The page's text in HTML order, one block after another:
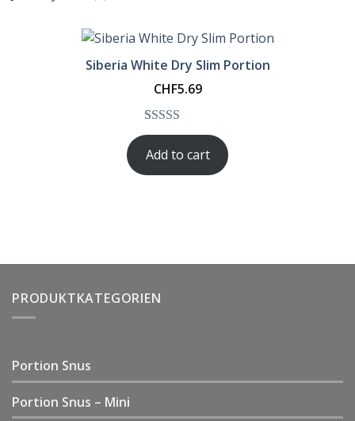
Siberia White Dry Slim Portion
CHF5.69
Rated5.00
out of 5
based on
1
Add to cart
PRODUKTKATEGORIEN
Portion Snus
Portion Snus – Mini